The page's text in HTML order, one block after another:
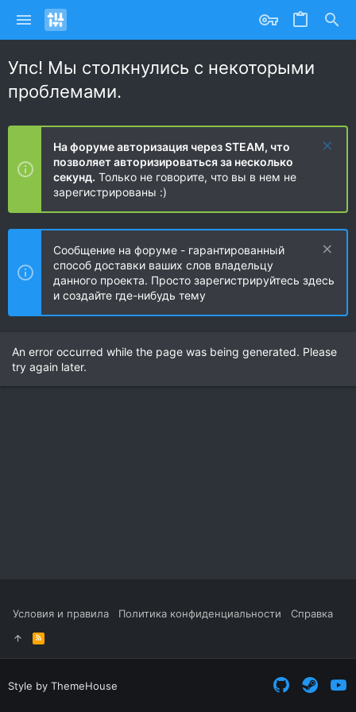
Упс! Мы столкнулись с некоторыми
проблемами.
На форуме авторизация через STEAM, что
позволяет авторизироваться за несколько
секунд. Только не говорите, что вы в нем не
зарегистрированы :)
Сообщение на форуме - гарантированный
способ доставки ваших слов владельцу
данного проекта. Просто зарегистрируйтесь здесь
и создайте где-нибудь тему
An error occurred while the page was being generated. Please
try again later.
Условия и правила Политика конфиденциальности Справка
R
S
S
Style by ThemeHouse